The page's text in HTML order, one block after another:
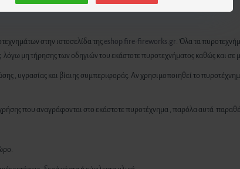
στην ιστοσελίδα της eshop.fire-fireworks.gr. Όλα τα
μη τήρησης των οδηγιών του εκάστοτε πυροτεχνήματος καθώς και
, υγρασίας και βίαιης συμπεριφοράς. Αν χρησιμοποιηθεί το
που αναγράφονται στο εκάστοτε πυροτέχνημα , παρόλα αυτά